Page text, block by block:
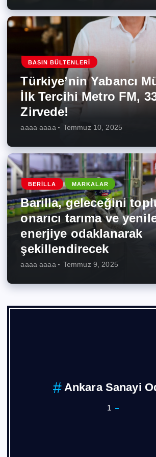
BASIN BÜLTENLERI
Türkiye’nin Yabancı
İlk Tercihi Metro FM,
Zirvede!
aaaa aaaa Temmuz 10, 2025
BERILLA MARKALAR
Barilla, geleceğini
onarıcı tarıma ve
enerjiye odaklanarak
şekillendirecek
aaaa aaaa Temmuz 9, 2025
Ankara Sanayi
1